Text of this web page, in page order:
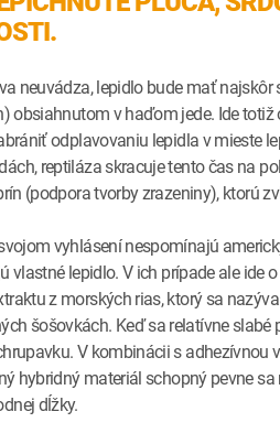
neuvádza, lepidlo bude mať
obsiahnutom v haďom jede. Ide
odplavovaniu lepidla v mieste
reptiláza skracuje tento čas na
(podpora tvorby zrazeniny), ktorú
vyhlásení nespomínajú
vlastné lepidlo. V ich prípade ale ide
z morských rias, ktorý sa
šošovkách. Keď sa relatívne
V kombinácii s adhezívnou
hybridný materiál schopný pevne
dĺžky.